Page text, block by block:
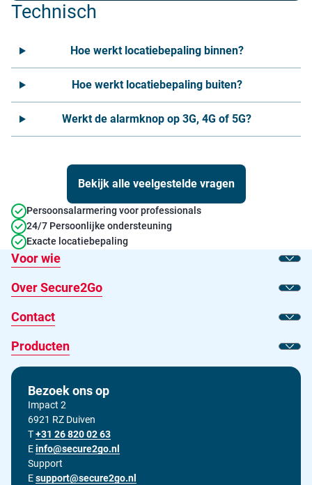
Technisch
Hoe werkt locatiebepaling binnen?
Hoe werkt locatiebepaling buiten?
Werkt de alarmknop op 3G, 4G of 5G?
Bekijk alle veelgestelde vragen
Persoonsalarmering voor professionals
24/7 Persoonlijke ondersteuning
Exacte locatiebepaling
Voor wie
Toon
Over Secure2Go
Toon
Contact
Toon
Producten
Toon
Bezoek ons op
Impact 2
6921 RZ Duiven
TBel ons op
+31 26 820 02 63
EStuur ons een e-mail op
info@secure2go.nl
Support
EStuur onze support afdeling een e-mail op
support@secure2go.nl